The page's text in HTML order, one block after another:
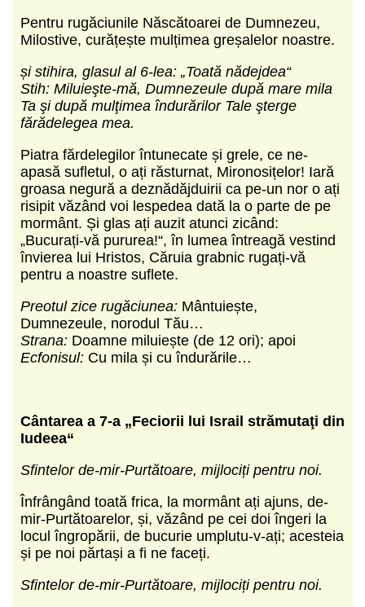
Pentru rugăciunile Născătoarei de Dumnezeu,
Milostive, curățește mulțimea greșalelor noastre.
și stihira, glasul al 6-lea: „Toată nădejdea“
Stih: Miluieşte-mă, Dumnezeule după mare mila
Ta şi după mulţimea îndurărilor Tale şterge
fărădelegea mea.
Piatra fărdelegilor întunecate și grele, ce ne-
apasă sufletul, o ați răsturnat, Mironosițelor! Iară
groasa negură a deznădăjduirii ca pe-un nor o ați
risipit văzând voi lespedea dată la o parte de pe
mormânt. Și glas ați auzit atunci zicând:
„Bucurați-vă pururea!“, în lumea întreagă vestind
învierea lui Hristos, Căruia grabnic rugați-vă
pentru a noastre suflete.
Preotul zice rugăciunea: Mântuiește,
Dumnezeule, norodul Tău…
Strana: Doamne miluiește (de 12 ori); apoi
Ecfonisul: Cu mila și cu îndurările…
Cântarea a 7-a „Feciorii lui Israil strămutaţi din
Iudeea“
Sfintelor de-mir-Purtătoare, mijlociți pentru noi.
Înfrângând toată frica, la mormânt ați ajuns, de-
mir-Purtătoarelor, și, văzând pe cei doi îngeri la
locul îngropării, de bucurie umplutu-v-ați; acesteia
și pe noi părtași a fi ne faceți.
Sfintelor de-mir-Purtătoare, mijlociți pentru noi.